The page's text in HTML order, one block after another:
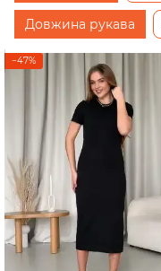
Сукні-
Довжина рукава
−47%